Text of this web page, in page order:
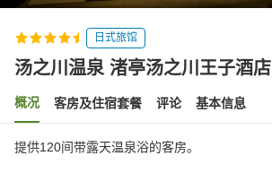
日式旅馆
汤之川温泉 渚亭汤之川王子酒店
概况 客房及住宿套餐 评论 基本信息
提供120间带露天温泉浴的客房。